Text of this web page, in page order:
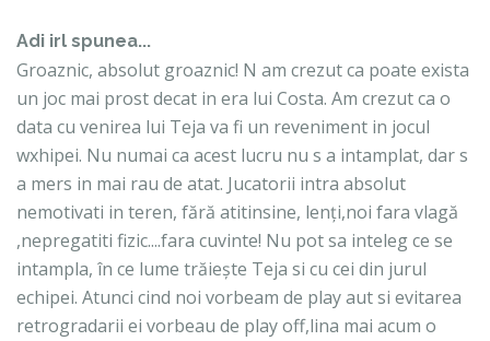
Adi irl spunea...
Groaznic, absolut groaznic! N am crezut ca poate exista
un joc mai prost decat in era lui Costa. Am crezut ca o
data cu venirea lui Teja va fi un reveniment in jocul
wxhipei. Nu numai ca acest lucru nu s a intamplat, dar s
a mers in mai rau de atat. Jucatorii intra absolut
nemotivati in teren, fără atitinsine, lenți,noi fara vlagă
,nepregatiti fizic....fara cuvinte! Nu pot sa inteleg ce se
intampla, în ce lume trăiește Teja si cu cei din jurul
echipei. Atunci cind noi vorbeam de play aut si evitarea
retrogradarii ei vorbeau de play off,lina mai acum o